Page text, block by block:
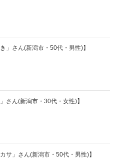
」さん(新潟市・50代・男性)】
さん(新潟市・30代・女性)】
サ」さん(新潟市・50代・男性)】